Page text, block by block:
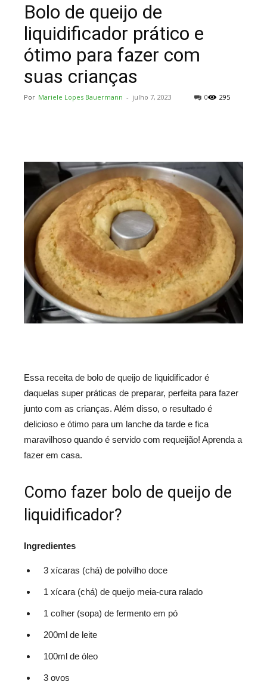
Bolo de queijo de
liquidificador prático e
ótimo para fazer com
suas crianças
Por Mariele Lopes Bauermann - julho 7, 2023 295
0
Essa receita de bolo de queijo de liquidificador é
daquelas super práticas de preparar, perfeita para fazer
junto com as crianças. Além disso, o resultado é
delicioso e ótimo para um lanche da tarde e fica
maravilhoso quando é servido com requeijão! Aprenda a
fazer em casa.
Como fazer bolo de queijo de
liquidificador?
Ingredientes
3 xícaras (chá) de polvilho doce
1 xícara (chá) de queijo meia-cura ralado
1 colher (sopa) de fermento em pó
200ml de leite
100ml de óleo
3 ovos